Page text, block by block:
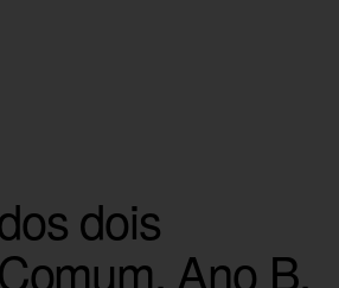
dois
Ano B,